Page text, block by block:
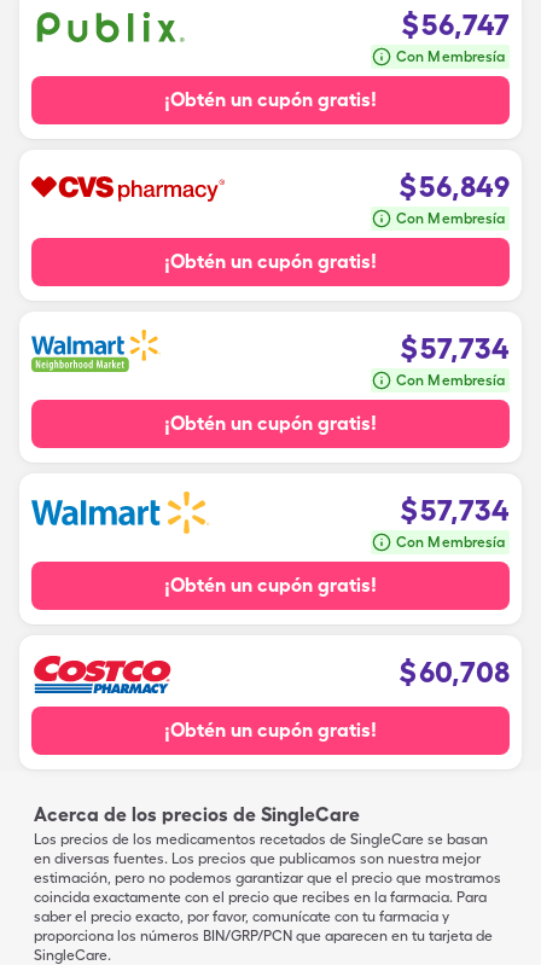
$56,747
Con Membresía
¡Obtén un cupón gratis!
$56,849
Con Membresía
¡Obtén un cupón gratis!
$57,734
Con Membresía
¡Obtén un cupón gratis!
$57,734
Con Membresía
¡Obtén un cupón gratis!
$60,708
¡Obtén un cupón gratis!
Acerca de los precios de SingleCare
Los precios de los medicamentos recetados de SingleCare se basan
en diversas fuentes. Los precios que publicamos son nuestra mejor
estimación, pero no podemos garantizar que el precio que mostramos
coincida exactamente con el precio que recibes en la farmacia. Para
saber el precio exacto, por favor, comunícate con tu farmacia y
proporciona los números BIN/GRP/PCN que aparecen en tu tarjeta de
SingleCare.